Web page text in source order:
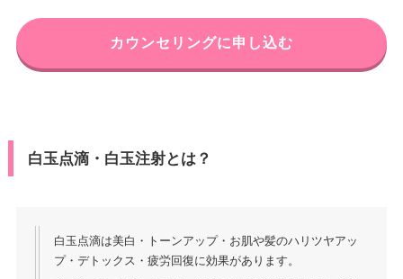
カウンセリングに申し込む
白玉点滴・白玉注射とは？
白玉点滴は美白・トーンアップ・お肌や髪のハリツヤアッ
プ・デトックス・疲労回復に効果があります。